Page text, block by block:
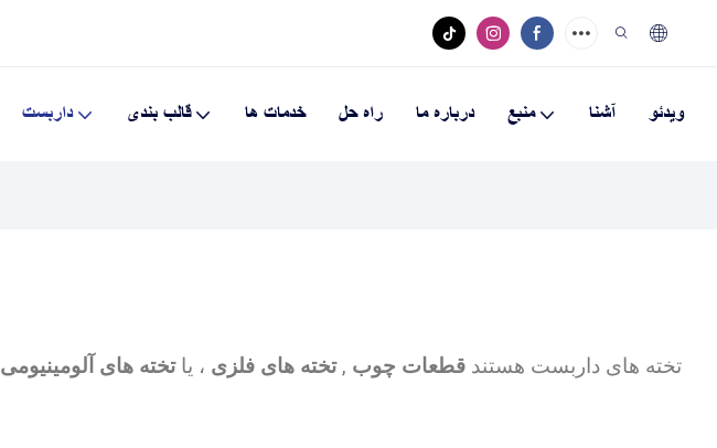
داربست قالب بندی خدمات ها راه حل درباره ما منبع آشنا ویدئو
تخته های داربست هستند قطعات چوب ,تخته های فلزی ، یاتخته های آلومینیومی